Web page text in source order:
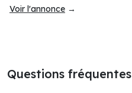
Voir l'annonce →
Questions fréquentes